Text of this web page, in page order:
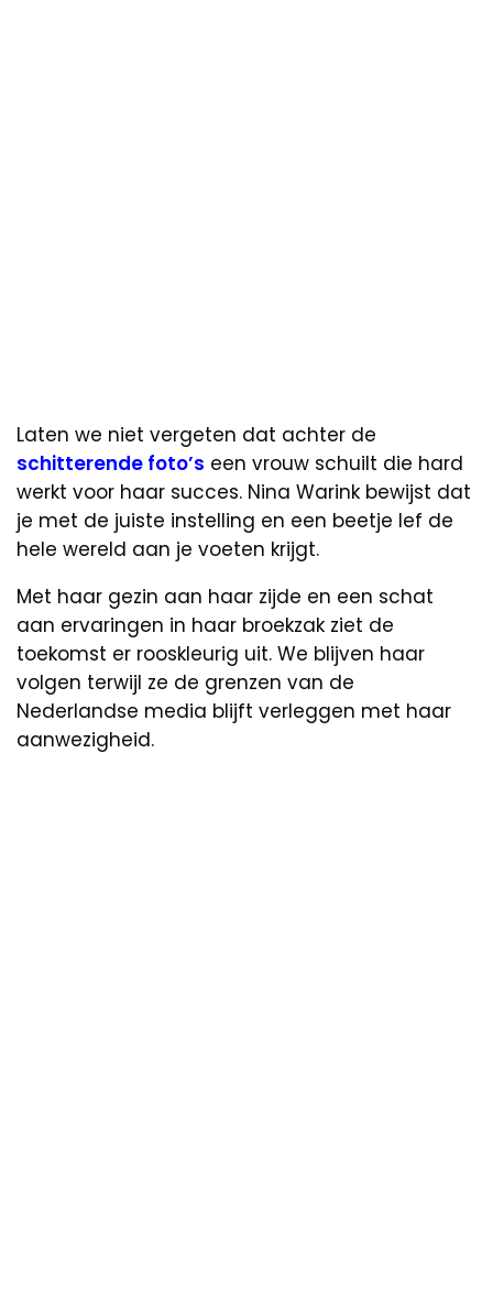
Laten we niet vergeten dat achter de
schitterende foto’s een vrouw schuilt die hard
werkt voor haar succes. Nina Warink bewijst dat
je met de juiste instelling en een beetje lef de
hele wereld aan je voeten krijgt.
Met haar gezin aan haar zijde en een schat
aan ervaringen in haar broekzak ziet de
toekomst er rooskleurig uit. We blijven haar
volgen terwijl ze de grenzen van de
Nederlandse media blijft verleggen met haar
aanwezigheid.